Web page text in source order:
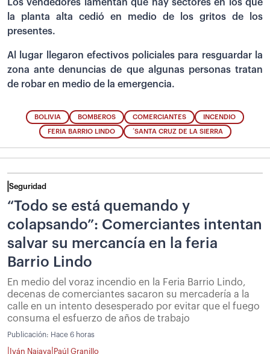
Los vendedores lamentan que hay sectores en los que
la planta alta cedió en medio de los gritos de los
presentes.
Al lugar llegaron efectivos policiales para resguardar la
zona ante denuncias de que algunas personas tratan
de robar en medio de la emergencia.
BOLIVIA BOMBEROS COMERCIANTES INCENDIO
FERIA BARRIO LINDO ´SANTA CRUZ DE LA SIERRA
Seguridad
“Todo se está quemando y
colapsando”: Comerciantes intentan
salvar su mercancía en la feria
Barrio Lindo
En medio del voraz incendio en la Feria Barrio Lindo,
decenas de comerciantes sacaron su mercadería a la
calle en un intento desesperado por evitar que el fuego
consuma el esfuerzo de años de trabajo
Publicación: Hace 6 horas
Iván Najaya Paúl Granillo